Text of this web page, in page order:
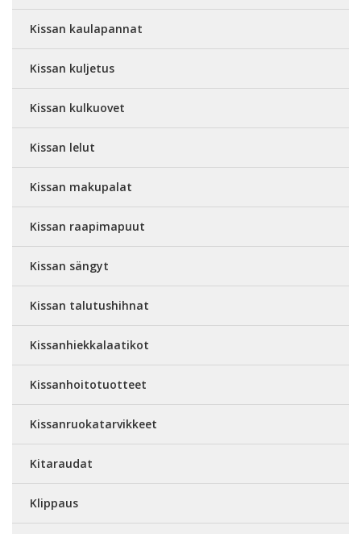
Kissan kaulapannat
Kissan kuljetus
Kissan kulkuovet
Kissan lelut
Kissan makupalat
Kissan raapimapuut
Kissan sängyt
Kissan talutushihnat
Kissanhiekkalaatikot
Kissanhoitotuotteet
Kissanruokatarvikkeet
Kitaraudat
Klippaus